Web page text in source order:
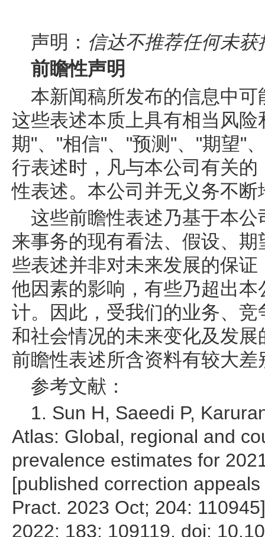
声明： 信达不推荐任何未获
前瞻性声明
本新闻稿所发布的信息中
这些表述本质上具有相当风
期"、"相信"、"预测"、"期望"
行表述时，凡与本公司有关
性表述。本公司并无义务不
这些前瞻性表述乃基于本
来事务的现有看法、假设、
些表述并非对未来发展的保
他因素的影响，有些乃超出
计。因此，受我们的业务、
和社会情况的未来变化及发
前瞻性表述所含资料有较大差
参考文献：
1. Sun H, Saeedi P,
Atlas: Global, regional and
prevalence estimates for
[published correction
Pract. 2023 Oct; 204:
2022; 183: 109119. doi: